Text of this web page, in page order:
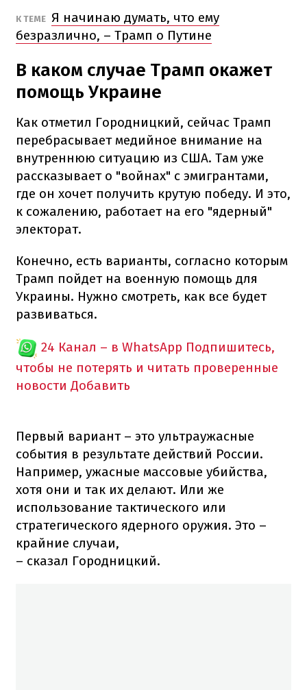
К ТЕМЕ Я начинаю думать, что ему
безразлично, – Трамп о Путине
В каком случае Трамп окажет
помощь Украине
Как отметил Городницкий, сейчас Трамп
перебрасывает медийное внимание на
внутреннюю ситуацию из США. Там уже
рассказывает о "войнах" с эмигрантами,
где он хочет получить крутую победу. И это,
к сожалению, работает на его "ядерный"
электорат.
Конечно, есть варианты, согласно которым
Трамп пойдет на военную помощь для
Украины. Нужно смотреть, как все будет
развиваться.
24 Канал – в WhatsApp Подпишитесь,
чтобы не потерять и читать проверенные
новости Добавить
Первый вариант – это ультраужасные
события в результате действий России.
Например, ужасные массовые убийства,
хотя они и так их делают. Или же
использование тактического или
стратегического ядерного оружия. Это –
крайние случаи,
– сказал Городницкий.